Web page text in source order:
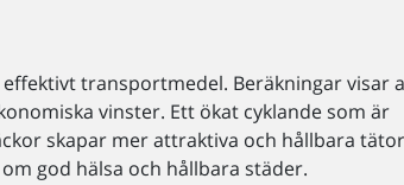
transportmedel. Beräkningar visar
vinster. Ett ökat cyklande som är
skapar mer attraktiva och hållbara
god hälsa och hållbara städer.